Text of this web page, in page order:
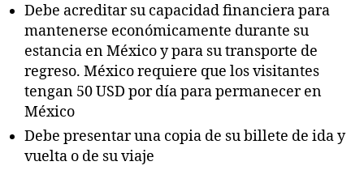
Debe acreditar su capacidad financiera para
mantenerse económicamente durante su
estancia en México y para su transporte de
regreso. México requiere que los visitantes
tengan 50 USD por día para permanecer en
México
Debe presentar una copia de su billete de ida y
vuelta o de su viaje